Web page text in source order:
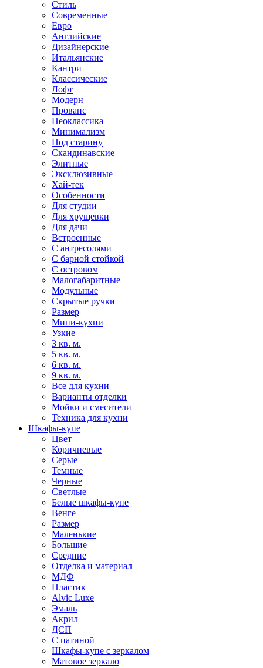
Стиль
Современные
Евро
Английские
Дизайнерские
Итальянские
Кантри
Классические
Лофт
Модерн
Прованс
Неоклассика
Минимализм
Под старину
Скандинавские
Элитные
Эксклюзивные
Хай-тек
Особенности
Для студии
Для хрущевки
Для дачи
Встроенные
С антресолями
С барной стойкой
С островом
Малогабаритные
Модульные
Скрытые ручки
Размер
Мини-кухни
Узкие
3 кв. м.
5 кв. м.
6 кв. м.
9 кв. м.
Все для кухни
Варианты отделки
Мойки и смесители
Техника для кухни
Шкафы-купе
Цвет
Коричневые
Серые
Темные
Черные
Светлые
Белые шкафы-купе
Венге
Размер
Маленькие
Большие
Средние
Отделка и материал
МДФ
Пластик
Alvic Luxe
Эмаль
Акрил
ДСП
С патиной
Шкафы-купе с зеркалом
Матовое зеркало